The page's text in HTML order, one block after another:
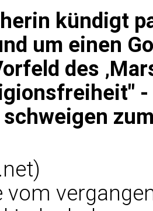
kündigt
um einen
des
-
vom